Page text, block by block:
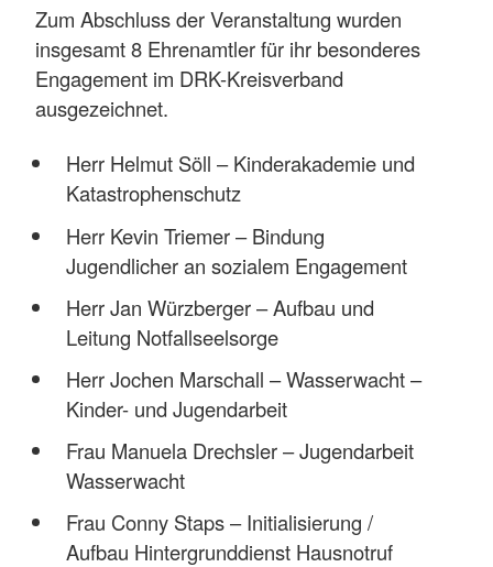
Zum Abschluss der Veranstaltung wurden
insgesamt 8 Ehrenamtler für ihr besonderes
Engagement im DRK-Kreisverband
ausgezeichnet.
Herr Helmut Söll – Kinderakademie und
Katastrophenschutz
Herr Kevin Triemer – Bindung
Jugendlicher an sozialem Engagement
Herr Jan Würzberger – Aufbau und
Leitung Notfallseelsorge
Herr Jochen Marschall – Wasserwacht –
Kinder- und Jugendarbeit
Frau Manuela Drechsler – Jugendarbeit
Wasserwacht
Frau Conny Staps – Initialisierung /
Aufbau Hintergrunddienst Hausnotruf